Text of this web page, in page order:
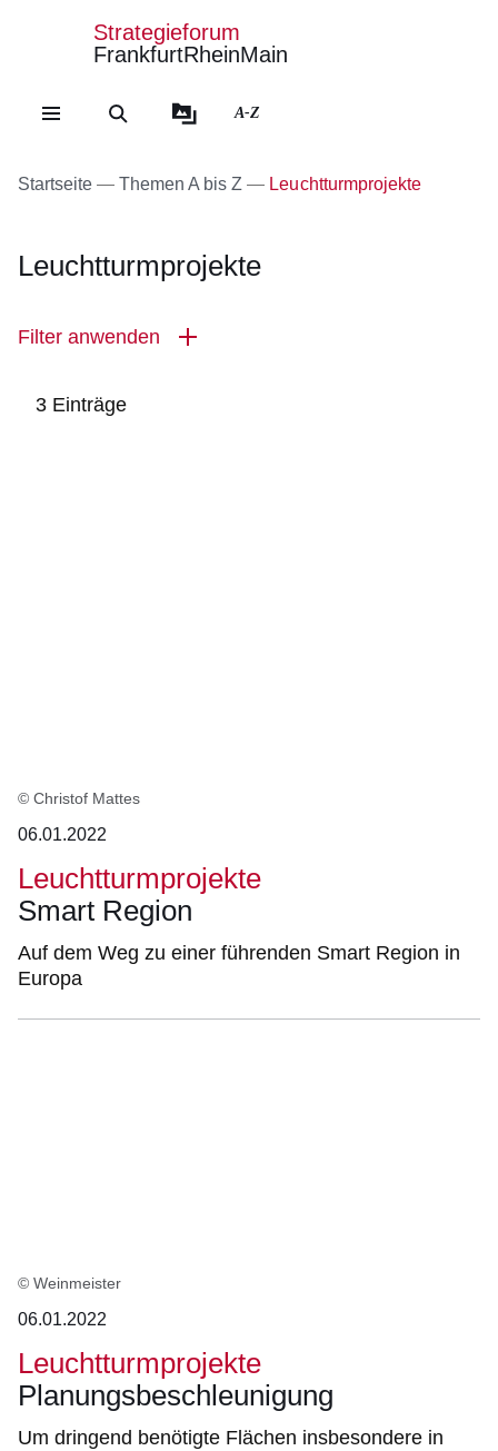
Direkt zum Kopf der
Direkt zum Inhalt
Direkt zum Fuß der
Strategieforum
FrankfurtRheinMain
A-Z
Startseite Themen A bis Z Leuchtturmprojekte
Leuchtturmprojekte
Filter anwenden
3 Einträge
© Christof Mattes
06.01.2022
Leuchtturmprojekte
Smart Region
Auf dem Weg zu einer führenden Smart Region in
Europa
© Weinmeister
06.01.2022
Leuchtturmprojekte
Planungsbeschleunigung
Um dringend benötigte Flächen insbesondere in